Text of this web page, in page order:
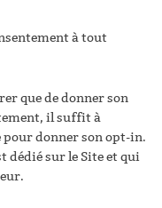
à tout
que de donner son
il suffit à
pour donner son opt-in.
dédié sur le Site et qui